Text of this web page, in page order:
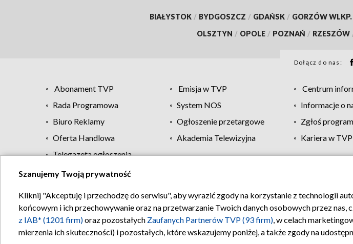
BIAŁYSTOK / BYDGOSZCZ / GDAŃSK / GORZÓW WLKP.
OLSZTYN / OPOLE / POZNAŃ / RZESZÓW
Dołącz do nas:
Abonament TVP Emisja w TVP Centrum
Rada Programowa
System NOS Informacje o
Biuro Reklamy
Ogłoszenie przetargowe Zgłoś
Oferta Handlowa
Akademia Telewizyjna Kariera w TVP
Telegazeta ogłoszenia
Regulamin TVP Polityka prywatności Moje
Szanujemy Twoją prywatność
Kliknij "Akceptuję i przechodzę do serwisu", aby wyrazić zgody na korzystanie z technologii
końcowym i ich przechowywanie oraz na przetwarzanie Twoich danych osobowych przez nas,
z IAB* (1201 firm)oraz pozostałych Zaufanych Partnerów TVP (93 firm), w celach
mierzenia ich skuteczności) i pozostałych, które wskazujemy poniżej, a także zgody na